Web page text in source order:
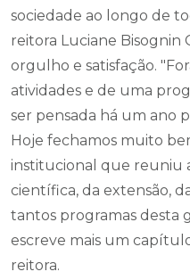
sociedade ao longo de
reitora Luciane Bisognin
orgulho e satisfação.
atividades e de uma
ser pensada há um ano
Hoje fechamos muito
institucional que reuniu
científica, da extensão,
tantos programas desta
escreve mais um
reitora.